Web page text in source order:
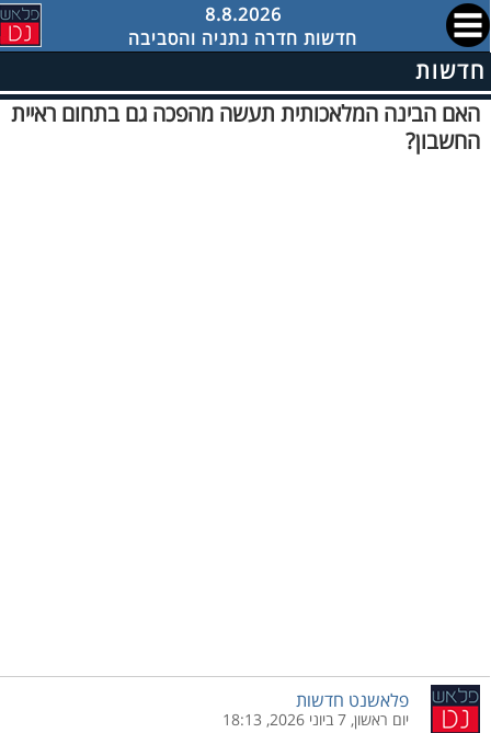
8.8.2026
חדשות חדרה נתניה והסביבה
חדשות
האם הבינה המלאכותית תעשה מהפכה גם בתחום ראיית
החשבון?
פלאשנט חדשות
יום ראשון, 7 ביוני 2026, 18:13